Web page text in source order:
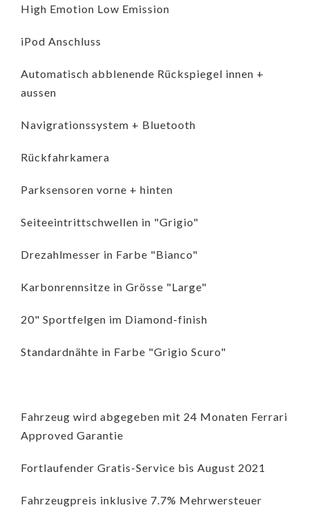
High Emotion Low Emission
iPod Anschluss
Automatisch abblenende Rückspiegel innen +
aussen
Navigrationssystem + Bluetooth
Rückfahrkamera
Parksensoren vorne + hinten
Seiteeintrittschwellen in "Grigio"
Drezahlmesser in Farbe "Bianco"
Karbonrennsitze in Grösse "Large"
20" Sportfelgen im Diamond-finish
Standardnähte in Farbe "Grigio Scuro"
Fahrzeug wird abgegeben mit 24 Monaten Ferrari
Approved Garantie
Fortlaufender Gratis-Service bis August 2021
Fahrzeugpreis inklusive 7.7% Mehrwersteuer